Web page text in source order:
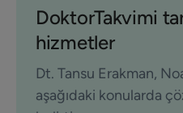
DoktorTakvimi
hizmetler
Dt. Tansu Erakman,
aşağıdaki konularda